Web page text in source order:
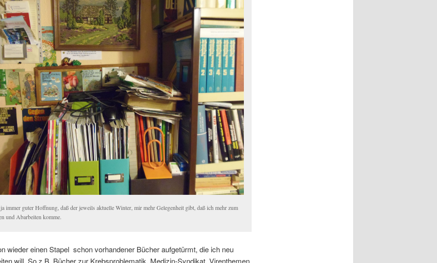
immer guter Hoffnung, daß der jeweils aktuelle Winter, mir mehr Gelegenheit gibt, daß ich mehr zum
und Abarbeiten komme.
wieder einen Stapel schon vorhandener Bücher aufgetürmt, die ich neu
will. So z.B. Bücher zur Krebsproblematik, Medizin-Syndikat, Virenthemen